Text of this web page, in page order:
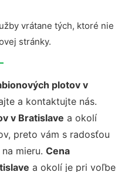
vrátane tých, ktoré nie
stránky.
plotov v
a kontaktujte nás.
v Bratislave a okolí
preto vám s radosťou
mieru. Cena
a okolí je pri voľbe